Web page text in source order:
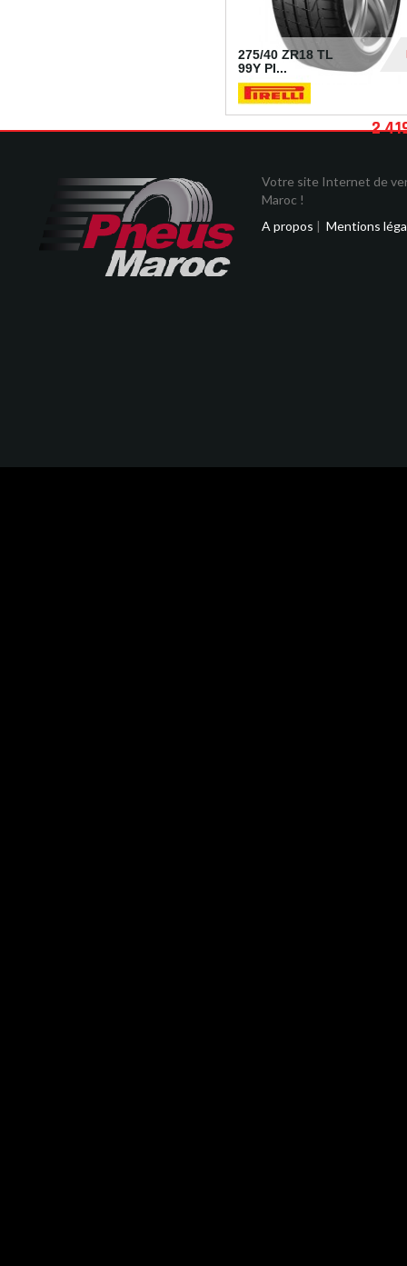
275/40 ZR18 TL
99Y PI...
2
Votre site Internet de
Maroc !
A propos | Mentions